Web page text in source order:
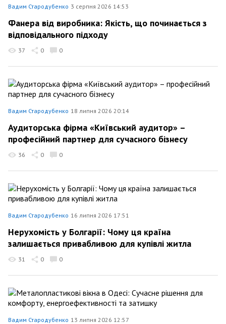
Вадим Стародубенко 3 серпня 2026 14:53
Фанера від виробника: Якість, що починається з
відповідального підходу
37 0 0
Вадим Стародубенко 18 липня 2026 20:14
Аудиторська фірма «Київський аудитор» –
професійний партнер для сучасного бізнесу
36 0 0
Вадим Стародубенко 16 липня 2026 17:51
Нерухомість у Болгарії: Чому ця країна
залишається привабливою для купівлі житла
31 0 0
Вадим Стародубенко 13 липня 2026 12:57